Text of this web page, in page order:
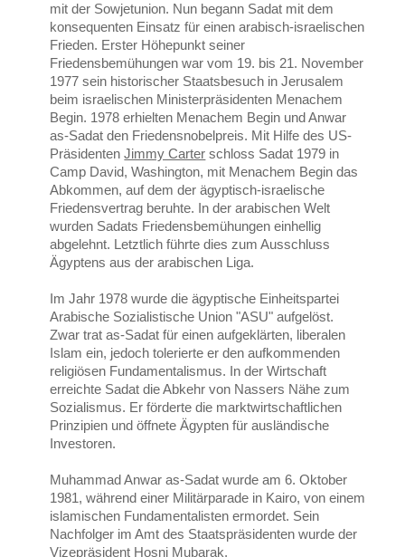
mit der Sowjetunion. Nun begann Sadat mit dem
konsequenten Einsatz für einen arabisch-israelischen
Frieden. Erster Höhepunkt seiner
Friedensbemühungen war vom 19. bis 21. November
1977 sein historischer Staatsbesuch in Jerusalem
beim israelischen Ministerpräsidenten Menachem
Begin. 1978 erhielten Menachem Begin und Anwar
as-Sadat den Friedensnobelpreis. Mit Hilfe des US-
PräsidentenJimmy Carter schloss Sadat 1979 in
Camp David, Washington, mit Menachem Begin das
Abkommen, auf dem der ägyptisch-israelische
Friedensvertrag beruhte. In der arabischen Welt
wurden Sadats Friedensbemühungen einhellig
abgelehnt. Letztlich führte dies zum Ausschluss
Ägyptens aus der arabischen Liga.
Im Jahr 1978 wurde die ägyptische Einheitspartei
Arabische Sozialistische Union "ASU" aufgelöst.
Zwar trat as-Sadat für einen aufgeklärten, liberalen
Islam ein, jedoch tolerierte er den aufkommenden
religiösen Fundamentalismus. In der Wirtschaft
erreichte Sadat die Abkehr von Nassers Nähe zum
Sozialismus. Er förderte die marktwirtschaftlichen
Prinzipien und öffnete Ägypten für ausländische
Investoren.
Muhammad Anwar as-Sadat wurde am 6. Oktober
1981, während einer Militärparade in Kairo, von einem
islamischen Fundamentalisten ermordet. Sein
Nachfolger im Amt des Staatspräsidenten wurde der
Vizepräsident Hosni Mubarak.